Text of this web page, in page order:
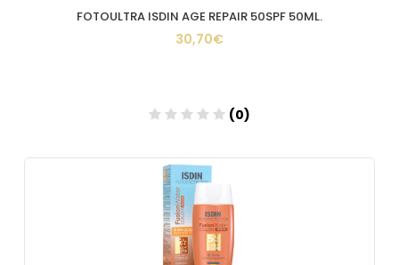
FOTOULTRA ISDIN AGE REPAIR 50SPF 50ML.
30,70€
(0)
Añadir